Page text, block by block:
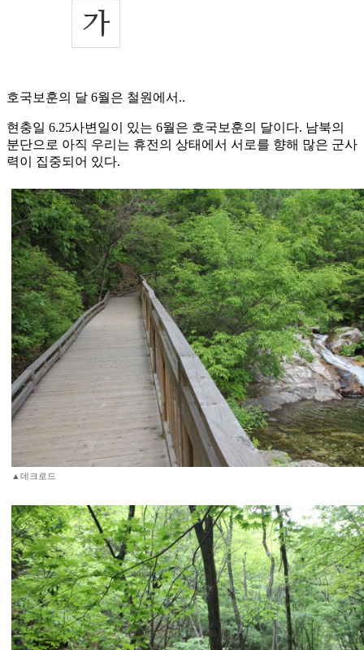
호국보훈의 달 6월은 철원에서..
현충일 6.25사변일이 있는 6월은 호국보훈의 달이다. 남북의
분단으로 아직 우리는 휴전의 상태에서 서로를 향해 많은 군사
력이 집중되어 있다.
▲데크로드